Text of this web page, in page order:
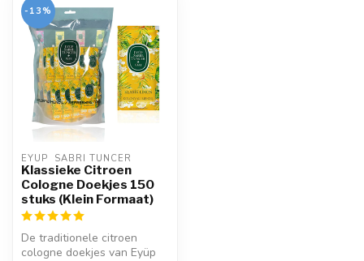
-13%
EYUP  SABRI TUNCER
Klassieke Citroen
Cologne Doekjes 150
stuks (Klein Formaat)
De traditionele citroen
cologne doekjes van Eyüp